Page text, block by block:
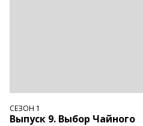
СЕЗОН 1
Выпуск 9. Выбор Чайного